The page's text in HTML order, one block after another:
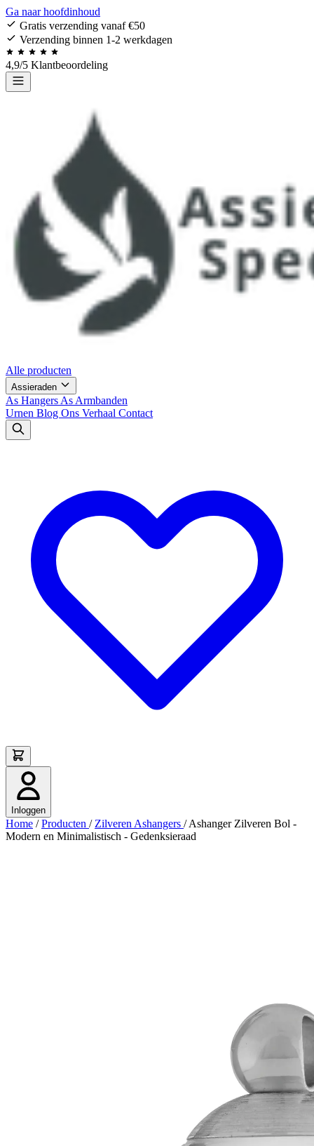
Ga naar hoofdinhoud
Gratis verzending vanaf €50
Verzending binnen 1-2 werkdagen
4,9/5 Klantbeoordeling
Alle producten
Assieraden
As Hangers As Armbanden
Urnen Blog Ons Verhaal Contact
Inloggen
Home / Producten / Zilveren Ashangers / Ashanger Zilveren Bol -
Modern en Minimalistisch - Gedenksieraad